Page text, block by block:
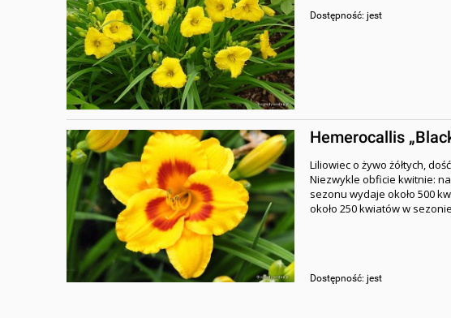
Dostępność: jest
Hemerocallis
Liliowiec o żywo żółtych,
Niezwykle obficie kwitnie:
sezonu wydaje około 500
około 250 kwiatów w
Dostępność: jest